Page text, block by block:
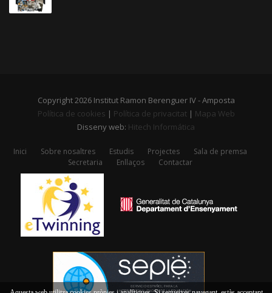
Copyright 2026 Institut Ramon Berenguer IV - Amposta
Política de cookies | Política de privacitat| Mapa Web
Disseny web: Hitech Informática
Inici Sobre nosaltres Estudis Projectes
Sala de premsa
Secretaria
Enllaços Contactar